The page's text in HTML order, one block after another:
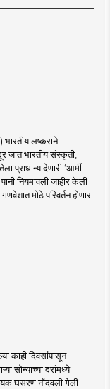
लष्कराने
जात भारतीय संस्कृती,
प्राधान्य देणारी ‘आर्मी
नियमावली जाहीर केली
मोठे परिवर्तन होणार
काही दिवसांपासून
सोन्याच्या दरांमध्ये
घसरण नोंदवली गेली